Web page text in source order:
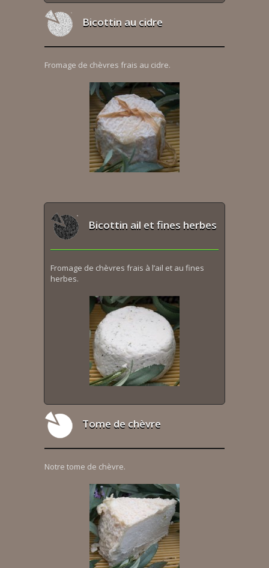
Bicottin au cidre
Fromage de chèvres frais au cidre.
Bicottin ail et fines herbes
Fromage de chèvres frais à l’ail et au fines
herbes.
Tome de chèvre
Notre tome de chèvre.